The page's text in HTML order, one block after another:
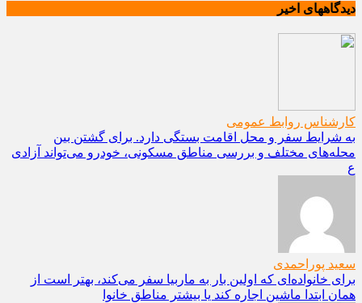
دیدگاههای اخیر
کارشناس روابط عمومی
به شرایط سفر و محل اقامت بستگی دارد. برای گشتن بین
محله‌های مختلف و بررسی مناطق مسکونی، خودرو می‌تواند آزادی
ع
سعید پوراحمدی
برای خانواده‌ای که اولین بار به ماربیا سفر می‌کند، بهتر است از
همان ابتدا ماشین اجاره کند یا بیشتر مناطق خانوا